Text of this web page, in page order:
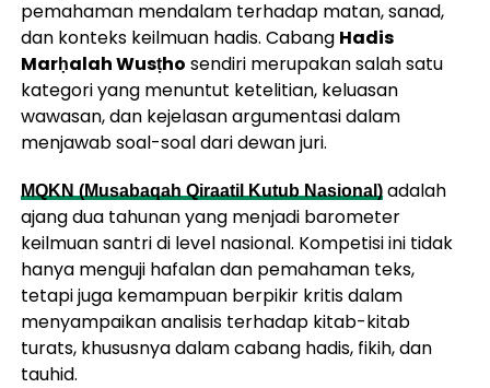
pemahaman mendalam terhadap matan, sanad,
dan konteks keilmuan hadis. Cabang Hadis
Marḥalah Wusṭho sendiri merupakan salah satu
kategori yang menuntut ketelitian, keluasan
wawasan, dan kejelasan argumentasi dalam
menjawab soal-soal dari dewan juri.
MQKN (Musabaqah Qiraatil Kutub Nasional)adalah
ajang dua tahunan yang menjadi barometer
keilmuan santri di level nasional. Kompetisi ini tidak
hanya menguji hafalan dan pemahaman teks,
tetapi juga kemampuan berpikir kritis dalam
menyampaikan analisis terhadap kitab-kitab
turats, khususnya dalam cabang hadis, fikih, dan
tauhid.